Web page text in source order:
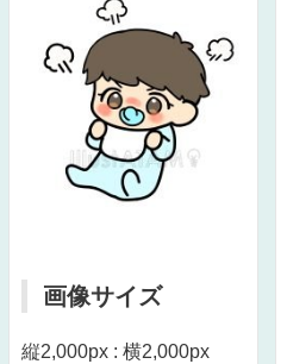
画像サイズ
縦2,000px : 横2,000px